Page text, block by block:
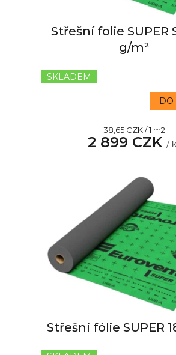
Střešní folie SUPER
g/m²
SKLADEM
2 899 CZK/
Měrná
cena:
38,65 CZK / 1 m2
DO
Střešní fólie SUPER